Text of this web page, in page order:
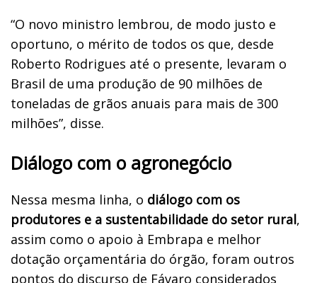
“O novo ministro lembrou, de modo justo e
oportuno, o mérito de todos os que, desde
Roberto Rodrigues até o presente, levaram o
Brasil de uma produção de 90 milhões de
toneladas de grãos anuais para mais de 300
milhões”, disse.
Diálogo com o agronegócio
Nessa mesma linha, o diálogo com os
produtores e a sustentabilidade do setor rural,
assim como o apoio à Embrapa e melhor
dotação orçamentária do órgão, foram outros
pontos do discurso de Fávaro considerados